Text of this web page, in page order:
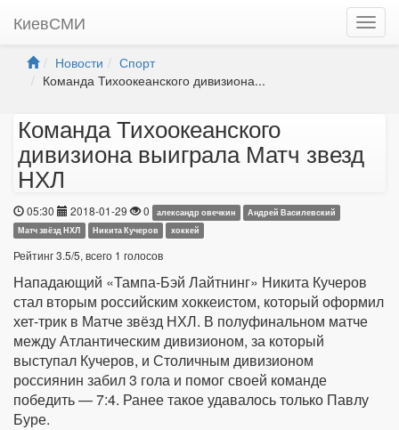
КиевСМИ
Новости
Спорт
Команда Тихоокеанского дивизиона...
Команда Тихоокеанского
дивизиона выиграла Матч звезд
НХЛ
05:30 2018-01-29 0 александр овечкин
Андрей Василевский
Матч звёзд НХЛ
Никита Кучеров хоккей
Рейтинг3.5/5, всего 1 голосов
Нападающий «Тампа-Бэй Лайтнинг» Никита Кучеров
стал вторым российским хоккеистом, который оформил
хет-трик в Матче звёзд НХЛ. В полуфинальном матче
между Атлантическим дивизионом, за который
выступал Кучеров, и Столичным дивизионом
россиянин забил 3 гола и помог своей команде
победить — 7:4. Ранее такое удавалось только Павлу
Буре.